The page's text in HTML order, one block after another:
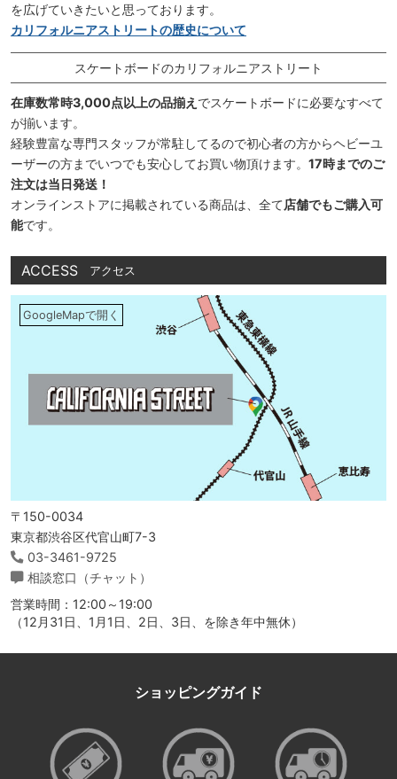
を広げていきたいと思っております。
カリフォルニアストリートの歴史について
スケートボードのカリフォルニアストリート
在庫数常時3,000点以上の品揃え でスケートボードに必要なすべて
が揃います。
経験豊富な専門スタッフが常駐してるので初心者の方からヘビーユ
ーザーの方までいつでも安心してお買い物頂けます。 17時までのご
注文は当日発送！
オンラインストアに掲載されている商品は、全て店舗でもご購入可
能です。
ACCESS アクセス
GoogleMapで開く
〒150-0034
東京都渋谷区代官山町7-3
03-3461-9725
相談窓口（チャット）
営業時間：12:00～19:00
（12月31日、1月1日、2日、3日、を除き年中無休）
ショッピングガイド